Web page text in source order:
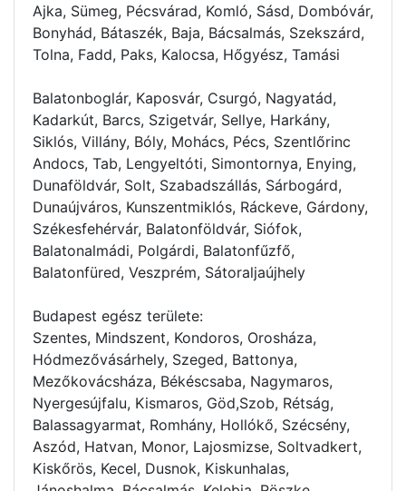
Ajka, Sümeg, Pécsvárad, Komló, Sásd, Dombóvár,
Bonyhád, Bátaszék, Baja, Bácsalmás, Szekszárd,
Tolna, Fadd, Paks, Kalocsa, Hőgyész, Tamási
Balatonboglár, Kaposvár, Csurgó, Nagyatád,
Kadarkút, Barcs, Szigetvár, Sellye, Harkány,
Siklós, Villány, Bóly, Mohács, Pécs, Szentlőrinc
Andocs, Tab, Lengyeltóti, Simontornya, Enying,
Dunaföldvár, Solt, Szabadszállás, Sárbogárd,
Dunaújváros, Kunszentmiklós, Ráckeve, Gárdony,
Székesfehérvár, Balatonföldvár, Siófok,
Balatonalmádi, Polgárdi, Balatonfűzfő,
Balatonfüred, Veszprém, Sátoraljaújhely
Budapest egész területe:
Szentes, Mindszent, Kondoros, Orosháza,
Hódmezővásárhely, Szeged, Battonya,
Mezőkovácsháza, Békéscsaba, Nagymaros,
Nyergesújfalu, Kismaros, Göd,Szob, Rétság,
Balassagyarmat, Romhány, Hollókő, Szécsény,
Aszód, Hatvan, Monor, Lajosmizse, Soltvadkert,
Kiskőrös, Kecel, Dusnok, Kiskunhalas,